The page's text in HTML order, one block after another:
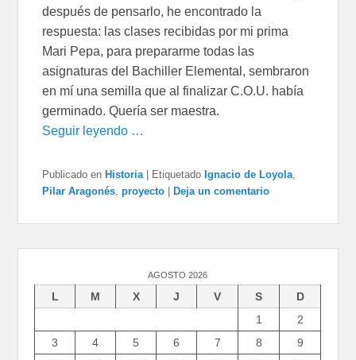
después de pensarlo, he encontrado la
respuesta: las clases recibidas por mi prima
Mari Pepa, para prepararme todas las
asignaturas del Bachiller Elemental, sembraron
en mí una semilla que al finalizar C.O.U. había
germinado. Quería ser maestra.
Seguir leyendo …
Publicado en Historia Etiquetado Ignacio de Loyola,
Pilar Aragonés,proyecto Deja un comentario
AGOSTO 2026
L M X J V S
D
1
2
3
4 5 6 7 8
9